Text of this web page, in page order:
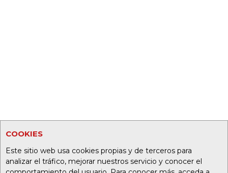
COOKIES
Este sitio web usa cookies propias y de terceros para
analizar el tráfico, mejorar nuestros servicio y conocer el